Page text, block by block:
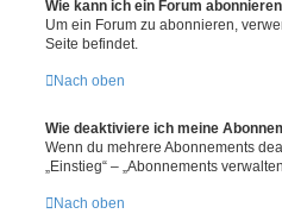
Wie kann ich ein Forum
Um ein Forum zu abonnieren,
Seite befindet.
Nach oben
Wie deaktiviere ich meine
Wenn du mehrere Abonnements
„Einstieg“ – „Abonnements
Nach oben